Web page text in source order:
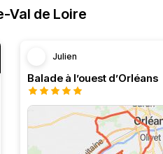
Val de Loire
Julien
Balade à l’ouest d’Orléans